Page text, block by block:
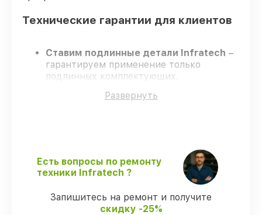
Технические гарантии для клиентов
Ставим подлинные детали Infratech –
гарантируем применение только
подлинных комплектующих.
проходят строгий отбор, что
оптического прицела Infratech IT-404DK
строго по договоренности.
– все все виды
ремонта защищены гарантийной
поддержкой до 3 лет.
Развернуть
Есть вопросы по ремонту
техники Infratech ?
Запишитесь на ремонт и получите
скидку -25%